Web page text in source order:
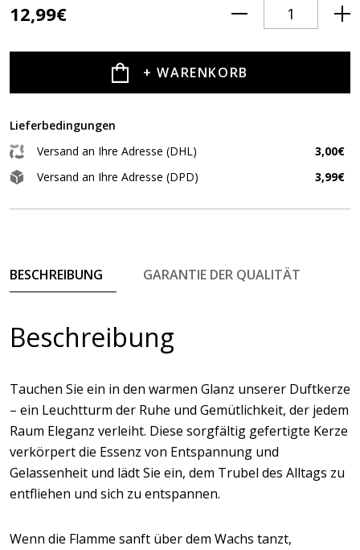
12,99€
+ WARENKORB
Lieferbedingungen
Versand an Ihre Adresse (DHL)
3,00€
Versand an Ihre Adresse (DPD)
3,99€
BESCHREIBUNG GARANTIE DER QUALITÄT
Beschreibung
Tauchen Sie ein in den warmen Glanz unserer Duftkerze
– ein Leuchtturm der Ruhe und Gemütlichkeit, der jedem
Raum Eleganz verleiht. Diese sorgfältig gefertigte Kerze
verkörpert die Essenz von Entspannung und
Gelassenheit und lädt Sie ein, dem Trubel des Alltags zu
entfliehen und sich zu entspannen.
Wenn die Flamme sanft über dem Wachs tanzt,